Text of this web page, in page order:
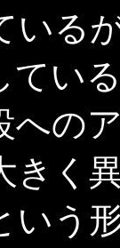
いる
てい
への
きく
いう